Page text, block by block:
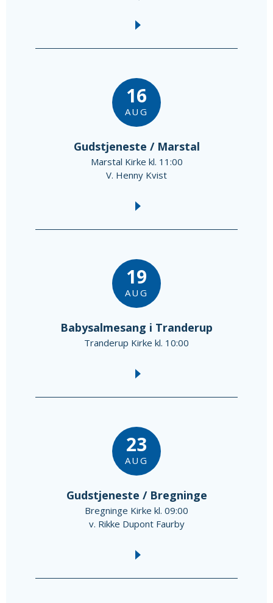
16
AUG
Gudstjeneste / Marstal
Marstal Kirke kl. 11:00
V. Henny Kvist
19
AUG
Babysalmesang i Tranderup
Tranderup Kirke kl. 10:00
23
AUG
Gudstjeneste / Bregninge
Bregninge Kirke kl. 09:00
v. Rikke Dupont Faurby